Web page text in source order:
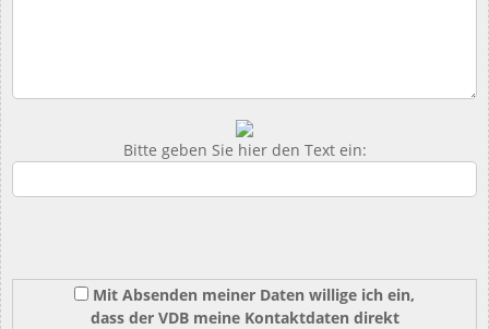
Bitte geben Sie hier den Text ein:
Mit Absenden meiner Daten willige ich ein,
dass der VDB meine Kontaktdaten direkt